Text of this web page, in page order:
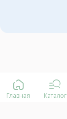
Главная Каталог